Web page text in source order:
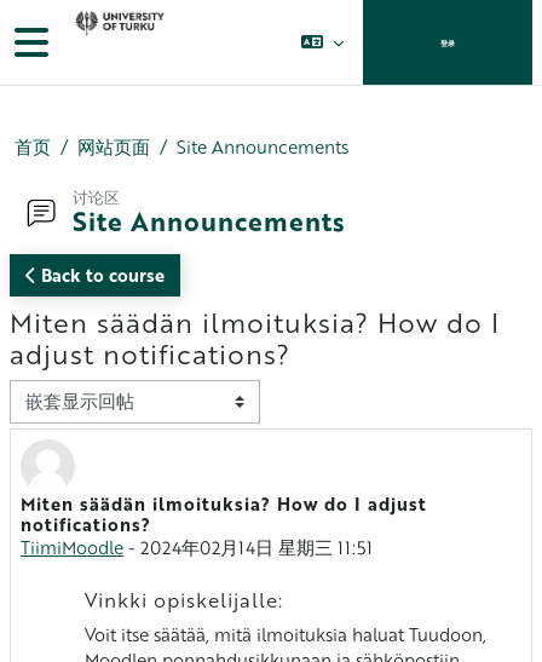
跳到主要内容
停靠面板 登录
首页 网站页面 Site Announcements
讨论区
Site Announcements
Back to course
Miten säädän ilmoituksia? How do I
adjust notifications?
显示模式
Miten säädän ilmoituksia? How do I adjust
notifications?
TiimiMoodle- 2024年02月14日 星期三 11:51
回帖数：0
Vinkki opiskelijalle:
Voit itse säätää, mitä ilmoituksia haluat Tuudoon,